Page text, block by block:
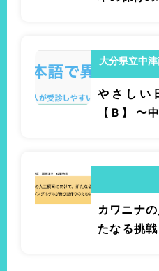
大分県立中
やさしい
【Ｂ】 〜
カワニナ
たなる挑戦！2 ～ゲンジ